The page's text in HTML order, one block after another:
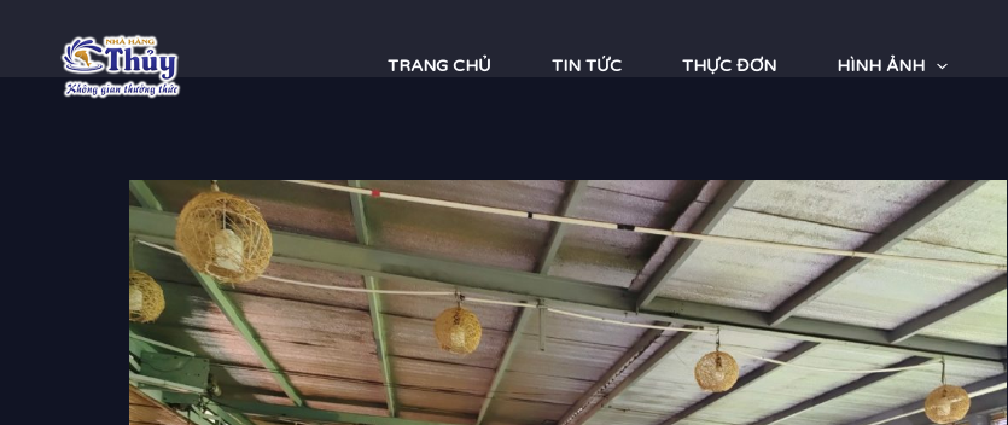
content
TRANG CHỦ TIN TỨC THỰC ĐƠN HÌNH ẢNH